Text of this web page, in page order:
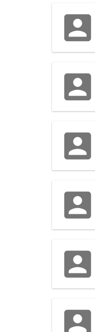
account_box
account_box
account_box
account_box
account_box
account_box